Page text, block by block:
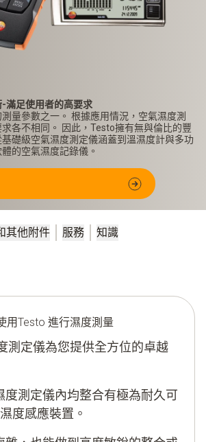
滿足使用者的高要求
量參數之一。 根據應用情況，空氣濕度測
各不相同。 因此，Testo擁有無與倫比的豐
礎級空氣濕度測定儀涵蓋到溫濕度計與多功
的空氣濕度記錄儀。
其他附件 服務 知識
用Testo 進行濕度測量
測定儀為您提供全方位的卓越
度測定儀內均整合有極為耐久可
度感應裝置。